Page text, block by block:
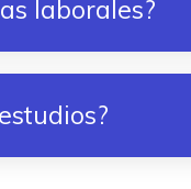
laborales?